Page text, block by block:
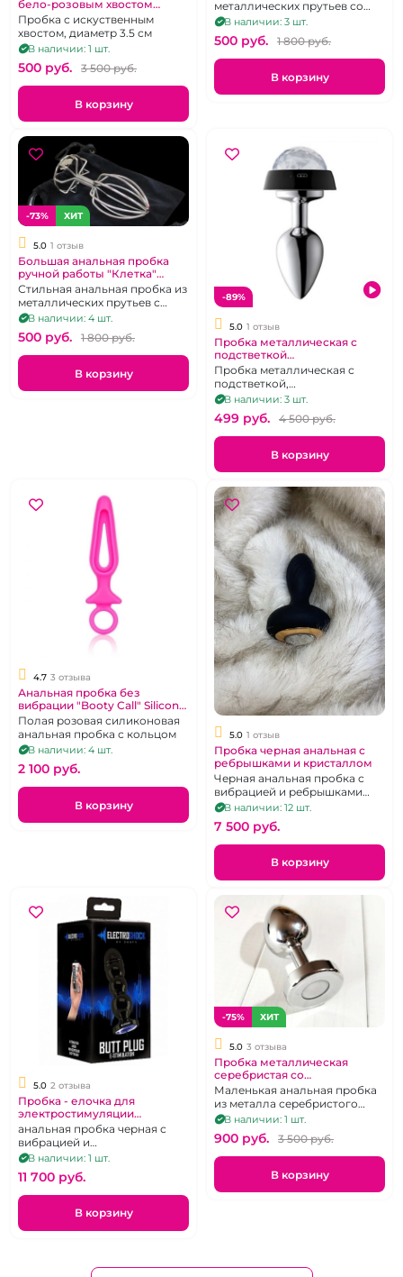
бело-розовым хвостом
"Metal"
Пробка с искуственным
хвостом, диаметр 3.5 см
В наличии: 1 шт.
500 pуб. 3 500 pуб.
В корзину
металлических прутьев со
стопором-сердечко, размер
M
В наличии: 3 шт.
500 pуб. 1 800 pуб.
В корзину
-73% ХИТ
5.0 1 отзыв
Большая анальная пробка
ручной работы "Клетка"
металлическая
Стильная анальная пробка из
металлических прутьев с
круглым стопором, размер L
В наличии: 4 шт.
500 pуб. 1 800 pуб.
В корзину
-89%
5.0 1 отзыв
Пробка металлическая с
подстветкой
перезаряжаемая
Пробка металлическая с
подстветкой,
перезаряжаемая
В наличии: 3 шт.
499 pуб. 4 500 pуб.
В корзину
4.7 3 отзыва
Анальная пробка без
вибрации "Booty Call" Silicone
Groove Probe
Полая розовая силиконовая
анальная пробка с кольцом
В наличии: 4 шт.
2 100 pуб.
В корзину
5.0 1 отзыв
Пробка черная анальная с
ребрышками и кристаллом
Черная анальная пробка с
вибрацией и ребрышками
для дополнительной
стимуляции с белым
кристаллом
В наличии: 12 шт.
7 500 pуб.
В корзину
5.0 2 отзыва
Пробка - елочка для
электростимуляции
"Electroshok"
анальная пробка черная с
вибрацией и
электроимпульсами
В наличии: 1 шт.
11 700 pуб.
В корзину
-75% ХИТ
5.0 3 отзыва
Пробка металлическая
серебристая со
светодиодами в основании.
Маленькая анальная пробка
из металла серебристого
цвета.
В наличии: 1 шт.
900 pуб. 3 500 pуб.
В корзину